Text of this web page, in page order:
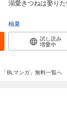
溺愛きつねは娶り
柚夏
試し読み
増量中
「BLマンガ」無料一覧へ